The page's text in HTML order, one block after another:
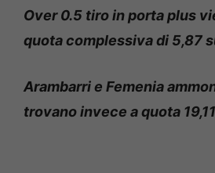
Over 0.5 tiro in porta plus
quota complessiva di 5,87
Arambarri e Femenia
trovano invece a quota